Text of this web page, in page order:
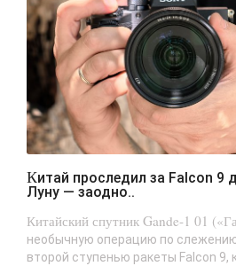
Китай проследил за Falcon 9 до самого удара о
Луну — заодно..
Китайский спутник Gande-1 01
необычную операцию по
второй ступенью ракеты Falcon 9,